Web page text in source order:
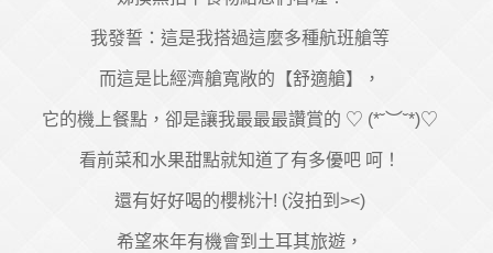
我發誓：這是我搭過這麼多種航班艙等
而這是比經濟艙寬敞的【舒適艙】，
它的機上餐點，卻是讓我最最最讚賞的 ♡ (*˘︶˘*)♡
看前菜和水果甜點就知道了有多優吧 呵！
還有好好喝的櫻桃汁! (沒拍到><)
希望來年有機會到土耳其旅遊，